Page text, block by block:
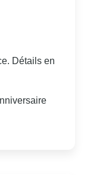
Détails en